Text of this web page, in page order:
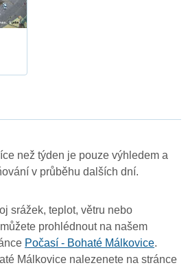
než týden je pouze výhledem a
v průběhu dalších dní.
srážek, teplot, větru nebo
prohlédnout na našem
Počasí - Bohaté Málkovice.
Málkovice nalezenete na stránce